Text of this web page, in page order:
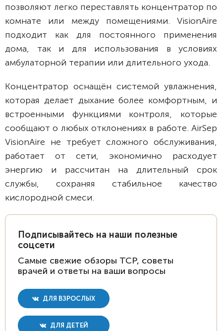
позволяют легко переставлять концентратор по
комнате или между помещениями. VisionAire
подходит как для постоянного применения
дома, так и для использования в условиях
амбулаторной терапии или длительного ухода.
Концентратор оснащён системой увлажнения,
которая делает дыхание более комфортным, и
встроенными функциями контроля, которые
сообщают о любых отклонениях в работе. AirSep
VisionAire не требует сложного обслуживания,
работает от сети, экономично расходует
энергию и рассчитан на длительный срок
службы, сохраняя стабильное качество
кислородной смеси.
Подписывайтесь на наши полезные
соцсети
Самые свежие обзоры ТСР, советы
врачей и ответы на ваши вопросы
ДЛЯ ВЗРОСЛЫХ
ДЛЯ ДЕТЕЙ